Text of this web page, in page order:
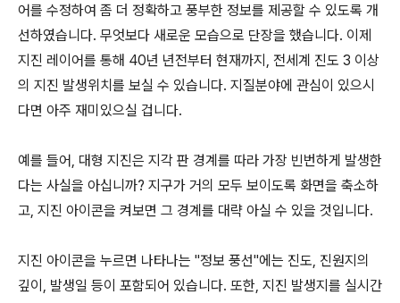
어를 수정하여 좀 더 정확하고 풍부한 정보를 제공할 수 있도록 개
선하였습니다. 무엇보다 새로운 모습으로 단장을 했습니다. 이제
지진 레이어를 통해 40년 년전부터 현재까지, 전세계 진도 3 이상
의 지진 발생위치를 보실 수 있습니다. 지질분야에 관심이 있으시
다면 아주 재미있으실 겁니다.
예를 들어, 대형 지진은 지각 판 경계를 따라 가장 빈번하게 발생한
다는 사실을 아십니까? 지구가 거의 모두 보이도록 화면을 축소하
고, 지진 아이콘을 켜보면 그 경계를 대략 아실 수 있을 것입니다.
지진 아이콘을 누르면 나타나는 "정보 풍선"에는 진도, 진원지의
깊이, 발생일 등이 포함되어 있습니다. 또한, 지진 발생지를 실시간